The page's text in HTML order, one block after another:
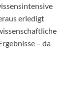
erledigt
– da